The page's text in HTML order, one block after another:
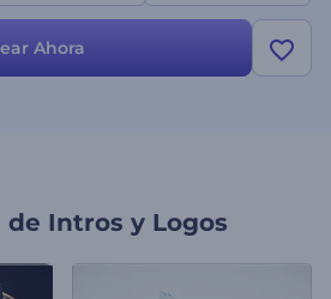
Ahora
de Intros y Logos